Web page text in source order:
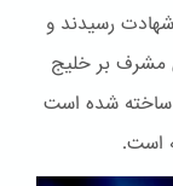
رسیدند و
مشرف بر خلیج
ساخته شده است
است.